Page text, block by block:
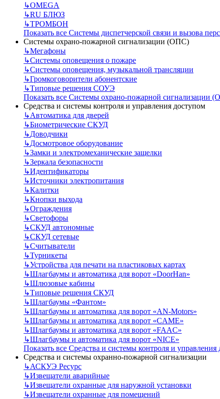
↳OMEGA
↳RU БЛЮЗ
↳ТРОМБОН
Показать все Системы диспетчерской связи и вызова
Системы охрано-пожарной сигнализации (ОПС)
↳Мегафоны
↳Системы оповещения о пожаре
↳Системы оповещения, музыкальной трансляции
↳Громкоговорители абонентские
↳Типовые решения СОУЭ
Показать все Системы охрано-пожарной сигнализации
Средства и системы контроля и управления доступом
↳Автоматика для дверей
↳Биометрические СКУД
↳Доводчики
↳Досмотровое оборудование
↳Замки и электромеханические защелки
↳Зеркала безопасности
↳Идентификаторы
↳Источники электропитания
↳Калитки
↳Кнопки выхода
↳Ограждения
↳Светофоры
↳СКУД автономные
↳СКУД сетевые
↳Считыватели
↳Турникеты
↳Устройства для печати на пластиковых картах
↳Шлагбаумы и автоматика для ворот «DoorHan»
↳Шлюзовые кабины
↳Типовые решения СКУД
↳Шлагбаумы «Фантом»
↳Шлагбаумы и автоматика для ворот «AN-Motors»
↳Шлагбаумы и автоматика для ворот «CAME»
↳Шлагбаумы и автоматика для ворот «FAAC»
↳Шлагбаумы и автоматика для ворот «NICE»
Показать все Средства и системы контроля и управления
Средства и системы охранно-пожарной сигнализации
↳АСКУЭ Ресурс
↳Извещатели аварийные
↳Извещатели охранные для наружной установки
↳Извещатели охранные для помещений